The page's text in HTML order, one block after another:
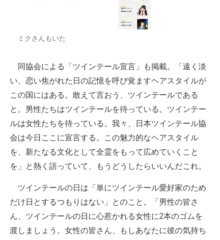
ミクさんもいた
同協会による「ツインテール宣言」も掲載。「遠く淡
い、恋い焦がれた日の記憶を呼び覚ますヘアスタイルが
この国にはある。敢えて言おう、ツインテールである
と。男性たちはツインテールを待っている。ツインテー
ルは女性たちを待っている。我々、日本ツインテール協
会は今日ここに宣言する。この魅力的なヘアスタイル
を、新たなる文化として全霊をもって広めていくこと
を」と熱く語っていて、もうどうしたらいいんだこれ。
ツインテールの日は「単にツインテール愛好家のため
だけ日とするつもりはない」とのこと。「男性の皆さ
ん、ツインテールの日に心惹かれる女性に2本のゴムを
渡しましょう。女性の皆さん、もしあなたに彼の気持ち